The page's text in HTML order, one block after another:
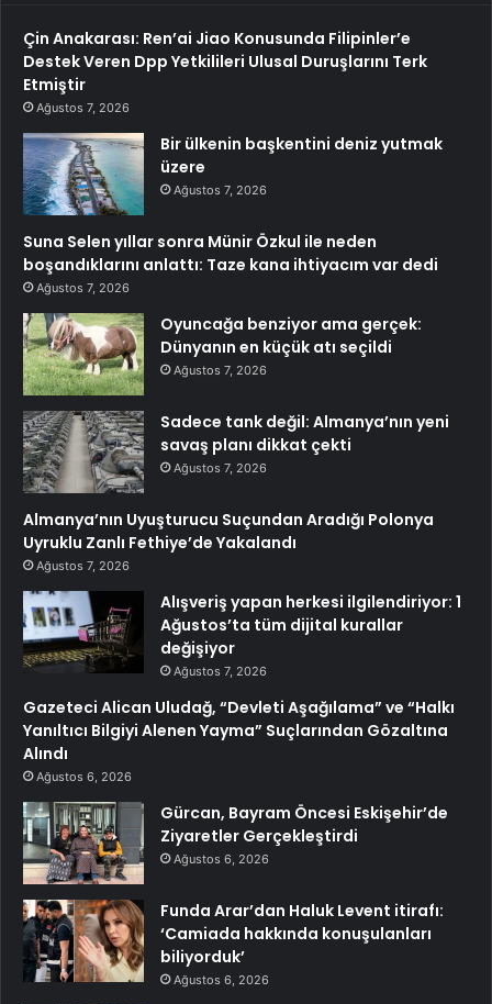
Çin Anakarası: Ren’ai Jiao Konusunda Filipinler’e
Destek Veren Dpp Yetkilileri Ulusal Duruşlarını Terk
Etmiştir
Ağustos 7, 2026
Bir ülkenin başkentini deniz yutmak
üzere
Ağustos 7, 2026
Suna Selen yıllar sonra Münir Özkul ile neden
boşandıklarını anlattı: Taze kana ihtiyacım var dedi
Ağustos 7, 2026
Oyuncağa benziyor ama gerçek:
Dünyanın en küçük atı seçildi
Ağustos 7, 2026
Sadece tank değil: Almanya’nın yeni
savaş planı dikkat çekti
Ağustos 7, 2026
Almanya’nın Uyuşturucu Suçundan Aradığı Polonya
Uyruklu Zanlı Fethiye’de Yakalandı
Ağustos 7, 2026
Alışveriş yapan herkesi ilgilendiriyor: 1
Ağustos’ta tüm dijital kurallar
değişiyor
Ağustos 7, 2026
Gazeteci Alican Uludağ, “Devleti Aşağılama” ve “Halkı
Yanıltıcı Bilgiyi Alenen Yayma” Suçlarından Gözaltına
Alındı
Ağustos 6, 2026
Gürcan, Bayram Öncesi Eskişehir’de
Ziyaretler Gerçekleştirdi
Ağustos 6, 2026
Funda Arar’dan Haluk Levent itirafı:
‘Camiada hakkında konuşulanları
biliyorduk’
Ağustos 6, 2026